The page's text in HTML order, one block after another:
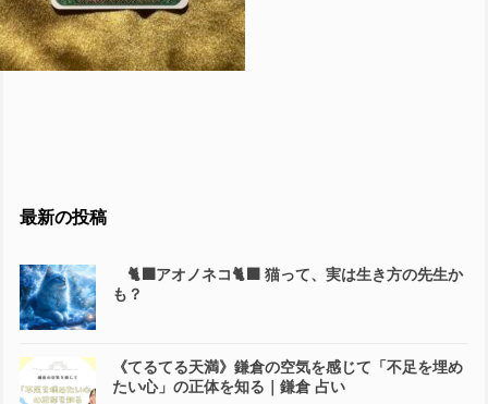
最新の投稿
🐈‍⬛アオノネコ🐈‍⬛ 猫って、実は生き方の先生か
も？
《てるてる天満》鎌倉の空気を感じて「不足を埋め
たい心」の正体を知る｜鎌倉 占い